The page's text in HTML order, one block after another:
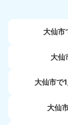
大仙市
大仙
大仙市で
大仙